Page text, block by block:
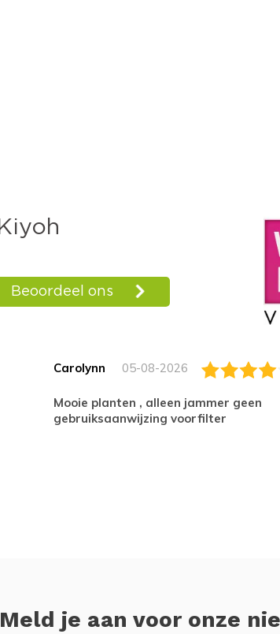
Carolynn 05-08-2026
Mooie planten , alleen jammer geen
gebruiksaanwijzing voorfilter
Meld je aan voor onze